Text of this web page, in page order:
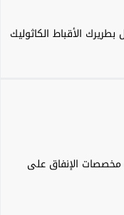
الأقباط الكاثوليك
مخصصات الإنفاق على